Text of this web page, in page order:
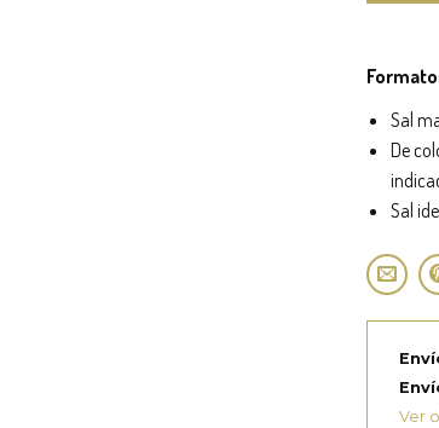
Sal
De
Sal
Ver